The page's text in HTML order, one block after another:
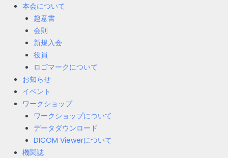
本会について
趣意書
会則
新規入会
役員
ロゴマークについて
お知らせ
イベント
ワークショップ
ワークショップについて
データダウンロード
DICOM Viewerについて
機関誌